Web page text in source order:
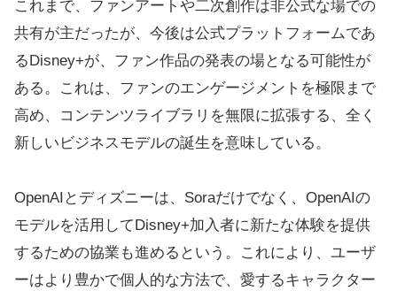
これまで、ファンアートや二次創作は非公式な場での
共有が主だったが、今後は公式プラットフォームであ
るDisney+が、ファン作品の発表の場となる可能性が
ある。これは、ファンのエンゲージメントを極限まで
高め、コンテンツライブラリを無限に拡張する、全く
新しいビジネスモデルの誕生を意味している。
OpenAIとディズニーは、Soraだけでなく、OpenAIの
モデルを活用してDisney+加入者に新たな体験を提供
するための協業も進めるという。これにより、ユーザ
ーはより豊かで個人的な方法で、愛するキャラクター